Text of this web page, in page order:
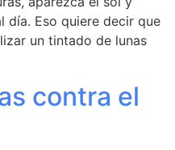
día. Eso quiere decir que
un tintado de lunas
contra el